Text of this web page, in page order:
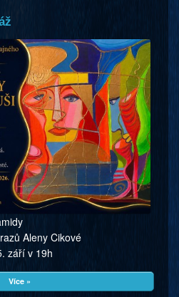
Aleny Cikové
září v 19h
Více »